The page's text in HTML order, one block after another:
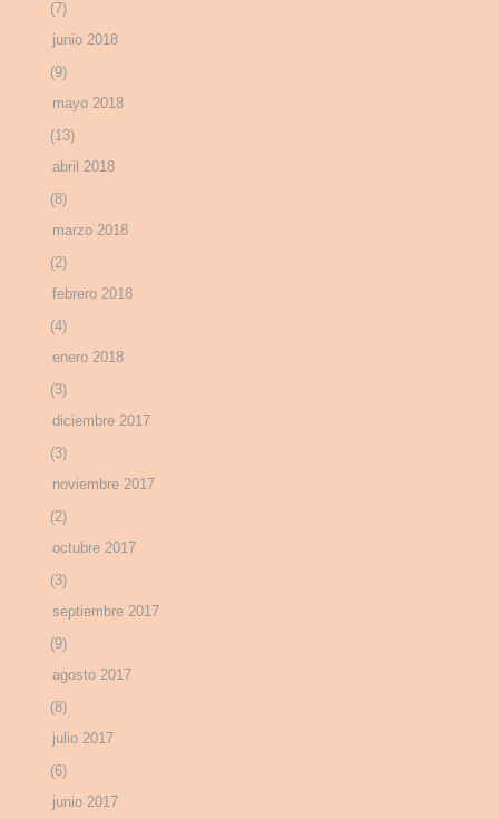
(7)
junio 2018
(9)
mayo 2018
(13)
abril 2018
(8)
marzo 2018
(2)
febrero 2018
(4)
enero 2018
(3)
diciembre 2017
(3)
noviembre 2017
(2)
octubre 2017
(3)
septiembre 2017
(9)
agosto 2017
(8)
julio 2017
(6)
junio 2017